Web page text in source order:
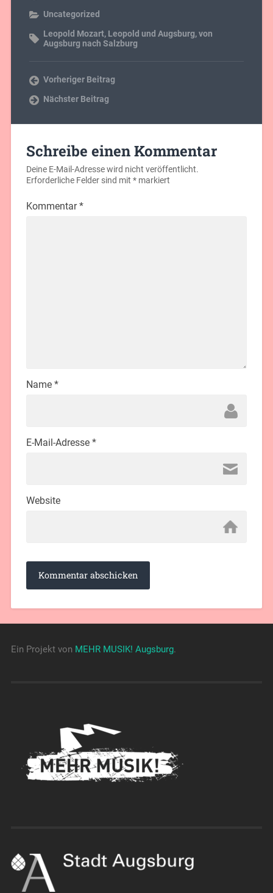
Uncategorized
Leopold Mozart, Leopold und Augsburg,von
Augsburg nach Salzburg
Vorheriger Beitrag
Nächster Beitrag
Schreibe einen Kommentar
Deine E-Mail-Adresse wird nicht veröffentlicht.
Erforderliche Felder sind mit *markiert
Kommentar*
Name *
E-Mail-Adresse *
Website
Ein Projekt von MEHR MUSIK! Augsburg.